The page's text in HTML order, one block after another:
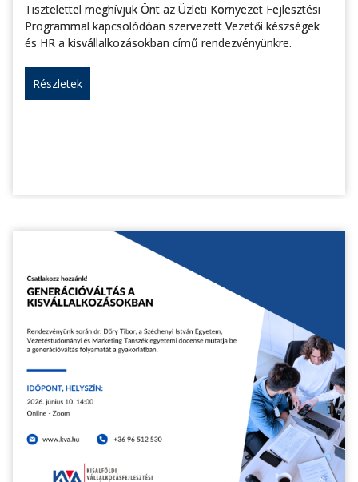
Tisztelettel meghívjuk Önt az Üzleti Környezet Fejlesztési
Programmal kapcsolódóan szervezett Vezetői készségek
és HR a kisvállalkozásokban című rendezvényünkre.
Részletek